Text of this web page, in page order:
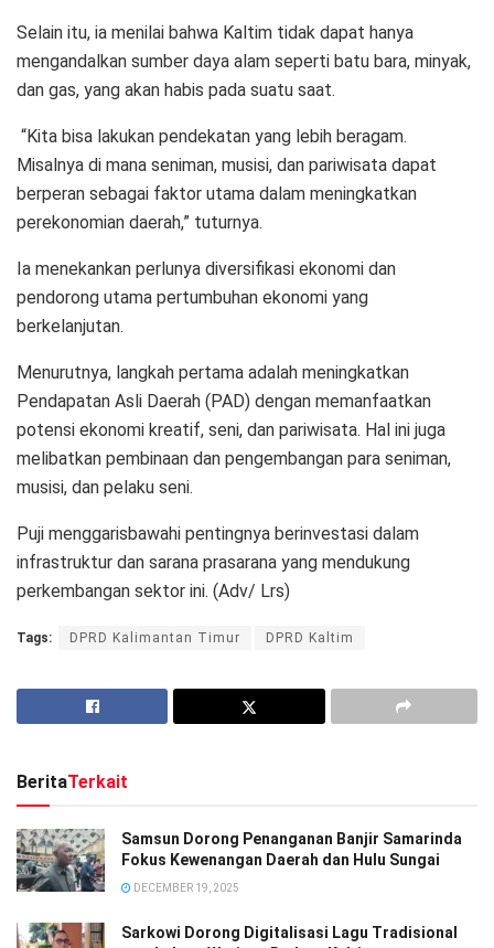
Selain itu, ia menilai bahwa Kaltim tidak dapat hanya
mengandalkan sumber daya alam seperti batu bara, minyak,
dan gas, yang akan habis pada suatu saat.
“Kita bisa lakukan pendekatan yang lebih beragam.
Misalnya di mana seniman, musisi, dan pariwisata dapat
berperan sebagai faktor utama dalam meningkatkan
perekonomian daerah,” tuturnya.
Ia menekankan perlunya diversifikasi ekonomi dan
pendorong utama pertumbuhan ekonomi yang
berkelanjutan.
Menurutnya, langkah pertama adalah meningkatkan
Pendapatan Asli Daerah (PAD) dengan memanfaatkan
potensi ekonomi kreatif, seni, dan pariwisata. Hal ini juga
melibatkan pembinaan dan pengembangan para seniman,
musisi, dan pelaku seni.
Puji menggarisbawahi pentingnya berinvestasi dalam
infrastruktur dan sarana prasarana yang mendukung
perkembangan sektor ini. (Adv/ Lrs)
Tags: DPRD Kalimantan Timur DPRD Kaltim
BeritaTerkait
Samsun Dorong Penanganan Banjir Samarinda
Fokus Kewenangan Daerah dan Hulu Sungai
DECEMBER 19, 2025
Sarkowi Dorong Digitalisasi Lagu Tradisional